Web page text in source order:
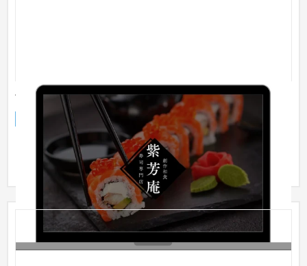
飲食店LP
ランディングページ 食品・飲料 31〜50万円
【守秘義務の都合、実装例を一部修正して掲載】 飲食店商品ラ
ンディングページ